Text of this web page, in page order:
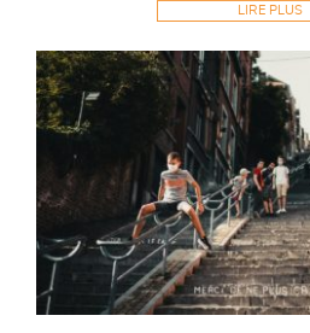
LIRE PLUS